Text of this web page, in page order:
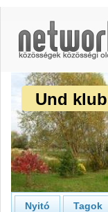
Und klub
Nyitó Tagok